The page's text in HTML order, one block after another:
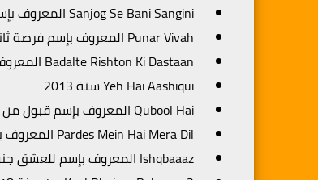
Sanjog Se Bani Sangini المعروف بإسم جوري من سنة 2010 إلى 2011
Badalte Rishton Ki Dastaan المعروف بإسم أسرار بناتي سنة 2013
Yeh Hai Aashiqui سنة 2013
Qubool Hai المعروف بإسم قبول من سنة 2014 إلى 2016
Ishqbaaaz المعروف بإسم للعشق جنون سنة 2017